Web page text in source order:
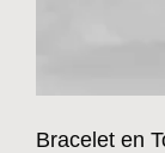
Bracelet en